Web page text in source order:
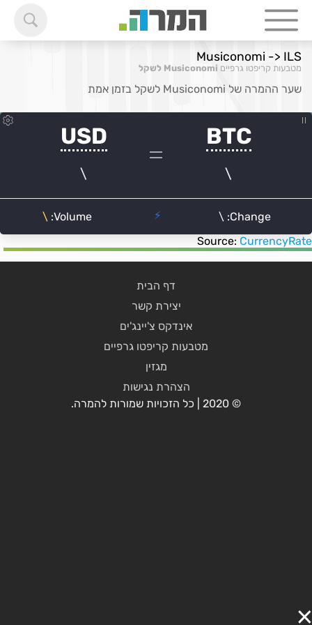
Musiconomi -> ILS
מטבעות קריפטו גרפיים Musiconomi לשקל
שער ההמרה של Musiconomi לשקל בזמן אמת
Source: CurrencyRate
דף הבית
יצירת קשר
אינדקס צ'יינג'ים
מטבעות קריפטו גרפיים
מגזין
הצהרת נגישות
© 2020 | כל הזכויות שמורות להמרה.